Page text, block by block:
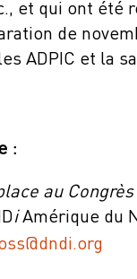
et qui ont été
de
ADPIC et la
:
au
iAmérique du